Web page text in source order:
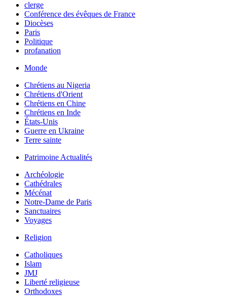
clerge
Conférence des évêques de France
Diocèses
Paris
Politique
profanation
Monde
Chrétiens au Nigeria
Chrétiens d'Orient
Chrétiens en Chine
Chrétiens en Inde
États-Unis
Guerre en Ukraine
Terre sainte
Patrimoine Actualités
Archéologie
Cathédrales
Mécénat
Notre-Dame de Paris
Sanctuaires
Voyages
Religion
Catholiques
Islam
JMJ
Liberté religieuse
Orthodoxes